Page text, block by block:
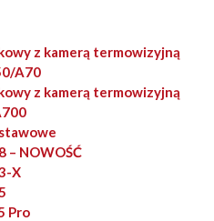
z kamerą termowizyjną
A70
z kamerą termowizyjną
– NOWOŚĆ
X
Pro